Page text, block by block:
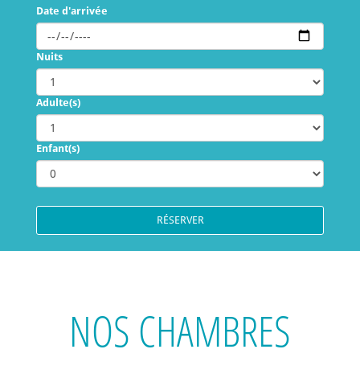
Date d'arrivée
Nuits
Adulte(s)
Enfant(s)
NOS CHAMBRES